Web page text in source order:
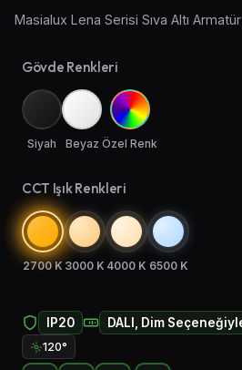
Lambader ve Masa
Endüstriyel
Acil Aydınlatma ve
Masialux Lena Serisi Sıva Altı
Gövde Renkleri
Siyah Beyaz Özel Renk
CCT Işık Renkleri
2700 K 3000 K 4000 K 6500 K
IP20 DALI, Dim
120°